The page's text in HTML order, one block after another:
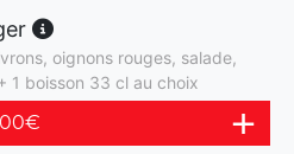
oignons rouges, salade,
1 boisson 33 cl au choix
€